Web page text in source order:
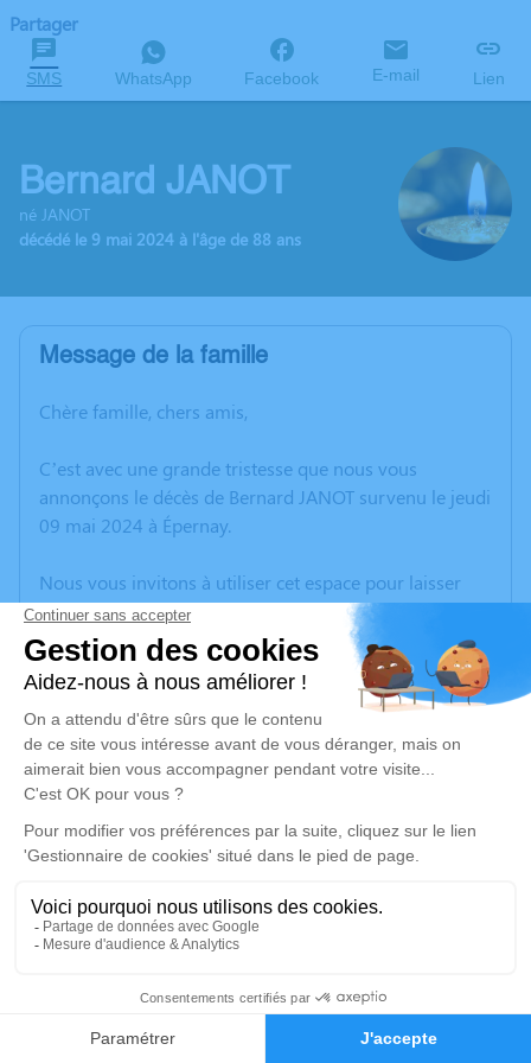
Faire-part Hommages
Partager
SMS WhatsApp Facebook E-mail Lien
Bernard JANOT
né JANOT
décédé le 9 mai 2024 à l'âge de 88 ans
Message de la famille
Chère famille, chers amis,
C’est avec une grande tristesse que nous vous
annonçons le décès de Bernard JANOT survenu le jeudi
09 mai 2024 à Épernay.
Nous vous invitons à utiliser cet espace pour laisser
vos condoléances, partager des photos souvenirs, une
anecdote ou exprimer vos pensées à travers des
poèmes ou des textes. Cet endroit est un lieu
d'expression dédié à honorer la mémoire de Bernard
JANOT.
Un service de plantation d’arbre hommage est
disponible ici
Cérémonie religieuse
Église Sainte Marie de Magenta
51530 Magenta